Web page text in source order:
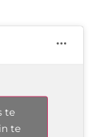
te
te